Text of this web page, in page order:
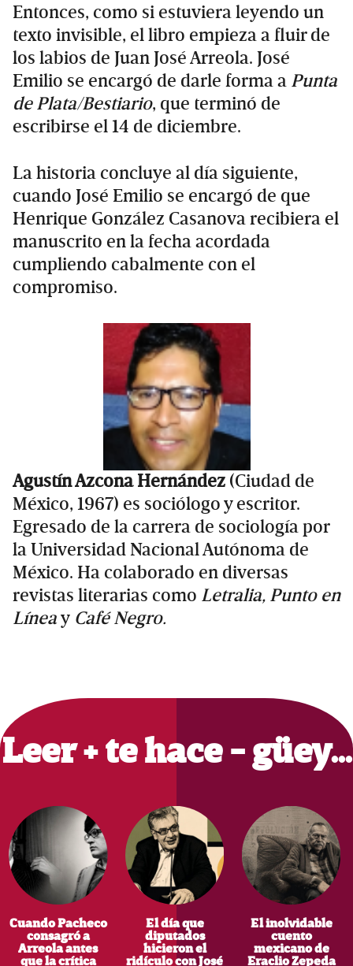
Entonces, como si estuviera leyendo un
texto invisible, el libro empieza a fluir de
los labios de Juan José Arreola. José
Emilio se encargó de darle forma a Punta
de Plata/Bestiario, que terminó de
escribirse el 14 de diciembre.
La historia concluye al día siguiente,
cuando José Emilio se encargó de que
Henrique González Casanova recibiera el
manuscrito en la fecha acordada
cumpliendo cabalmente con el
compromiso.
Agustín Azcona Hernández (Ciudad de
México, 1967) es sociólogo y escritor.
Egresado de la carrera de sociología por
la Universidad Nacional Autónoma de
México. Ha colaborado en diversas
revistas literarias como Letralia, Punto en
Líneay Café Negro.
Primary
Sidebar
Leer + te hace - güey…
Cuando Pacheco
consagró a
Arreola antes
que la crítica
El día que
diputados
hicieron el
ridículo con José
El inolvidable
cuento
mexicano de
Eraclio Zepeda